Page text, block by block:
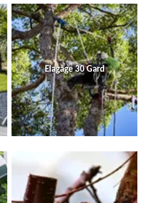
Elagage 30 Gard